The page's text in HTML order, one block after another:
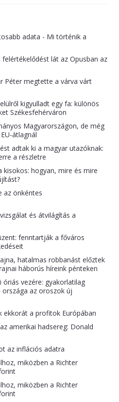
adata - Mi történik a
felértékelődést lát az Opusban az
Péter megtette a várva várt
kigyulladt egy fa: különös
Székesfehérváron
Magyarországon, de még
átlagnál
adtak ki a magyar utazóknak:
a részletre
kisokos: hogyan, mire és mire
az önkéntes
és átvilágítás a
fenntartják a főváros
hatalmas robbanást előztek
háborús híreink pénteken
óriás vezére: gyakorlatilag
országa az oroszok új
ekkorát a profitok Európában
amerikai hadsereg: Donald
az inflációs adatra
miközben a Richter
miközben a Richter